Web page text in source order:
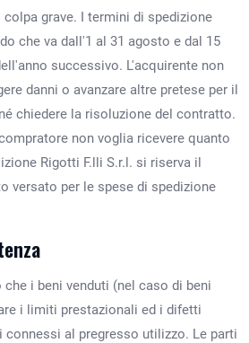
grave. I termini di spedizione
che va dall'1 al 31 agosto e dal 15
successivo. L'acquirente non
danni o avanzare altre pretese per il
chiedere la risoluzione del contratto.
non voglia ricevere quanto
Rigotti F.lli S.r.l. si riserva il
versato per le spese di spedizione
che i beni venduti (nel caso di beni
i limiti prestazionali ed i difetti
al pregresso utilizzo. Le parti